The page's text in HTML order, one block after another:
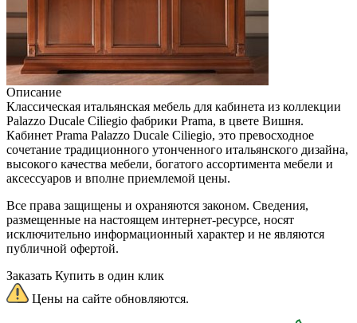
Описание
Классическая итальянская мебель для кабинета из коллекции
Palazzo Ducale Ciliegio фабрики Prama, в цвете Вишня.
Кабинет Prama Palazzo Ducale Ciliegio, это превосходное
сочетание традиционного утонченного итальянского дизайна,
высокого качества мебели, богатого ассортимента мебели и
аксессуаров и вполне приемлемой цены.
Все права защищены и охраняются законом. Сведения,
размещенные на настоящем интернет-ресурсе, носят
исключительно информационный характер и не являются
публичной офертой.
Заказать Купить в один клик
Цены на сайте обновляются.